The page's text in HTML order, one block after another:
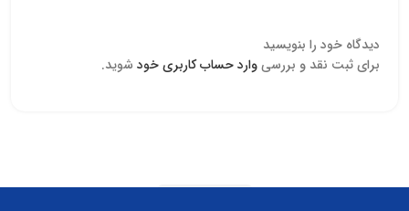
دیدگاه خود را بنویسید
برای ثبت نقد و بررسیوارد حساب کاربری خود شوید.